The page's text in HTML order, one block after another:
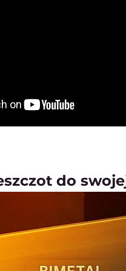
do